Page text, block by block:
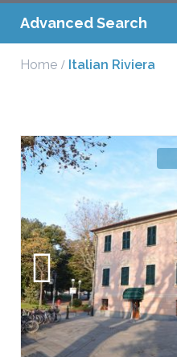
Advanced Search
Home Italian Riviera